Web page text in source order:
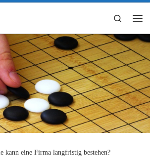
Search
kann eine Firma langfristig bestehen?